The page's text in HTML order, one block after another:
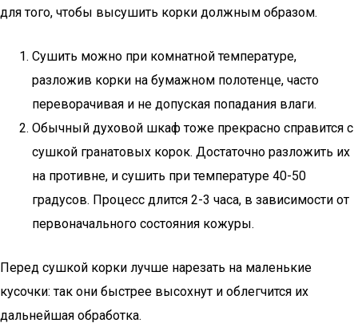
для того, чтобы высушить корки должным образом.
Сушить можно при комнатной температуре,
разложив корки на бумажном полотенце, часто
переворачивая и не допуская попадания влаги.
Обычный духовой шкаф тоже прекрасно справится с
сушкой гранатовых корок. Достаточно разложить их
на противне, и сушить при температуре 40-50
градусов. Процесс длится 2-3 часа, в зависимости от
первоначального состояния кожуры.
Перед сушкой корки лучше нарезать на маленькие
кусочки: так они быстрее высохнут и облегчится их
дальнейшая обработка.